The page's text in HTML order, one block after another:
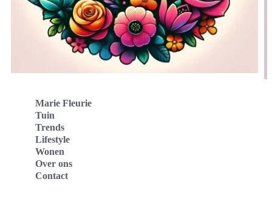
Marie Fleurie
Tuin
Trends
Lifestyle
Wonen
Over ons
Contact